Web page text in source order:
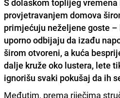
provjetravanjem domova
primjećuju neželjene goste –
uporno odbijaju da izađu
širom otvoreni, a kuća
dalje kruže oko lustera, lete
ignorišu svaki pokušaj da ih
Međutim, prema riječima